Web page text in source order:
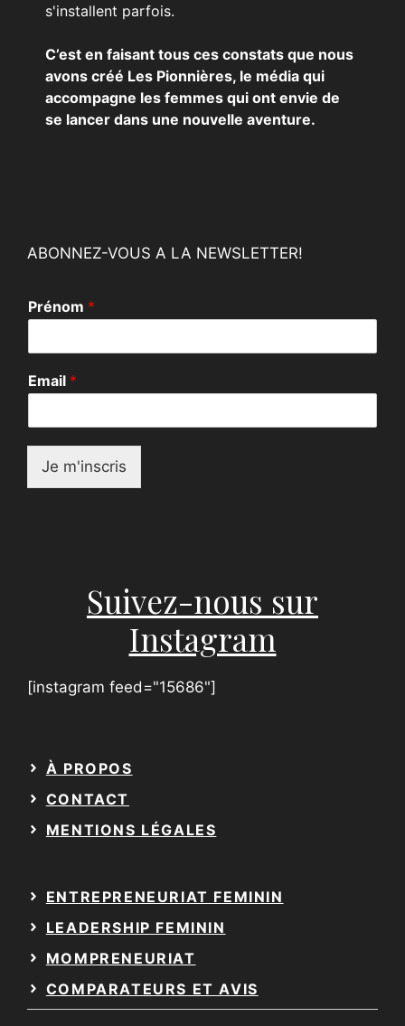
s'installent parfois.
C’est en faisant tous ces constats que nous
avons créé Les Pionnières, le média qui
accompagne les femmes qui ont envie de
se lancer dans une nouvelle aventure.
ABONNEZ-VOUS A LA NEWSLETTER!
Prénom *
E
m
i
l
Email *
Je m'inscris
Suivez-nous sur
Instagram
[instagram feed="15686"]
À PROPOS
CONTACT
MENTIONS LÉGALES
ENTREPRENEURIAT FEMININ
LEADERSHIP FEMININ
MOMPRENEURIAT
COMPARATEURS ET AVIS